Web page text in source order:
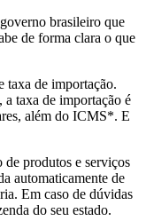
brasileiro que
de forma clara o que
taxa de importação.
, a taxa de importação é
além do ICMS*. E
de produtos e serviços
automaticamente de
Em caso de dúvidas
do seu estado.